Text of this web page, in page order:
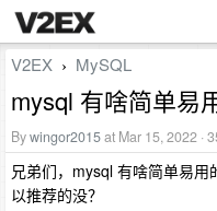
V2EX › MySQL
mysql 有啥简单易
Bywingor2015at Mar 15, 2022 ·
兄弟们，mysql 有啥简单易
以推荐的没？